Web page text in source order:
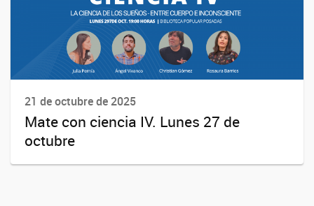
21 de octubre de 2025
Mate con ciencia IV. Lunes 27 de
octubre